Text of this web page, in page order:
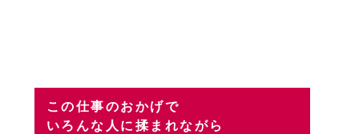
この仕事のおかげで
いろんな人に揉まれながら